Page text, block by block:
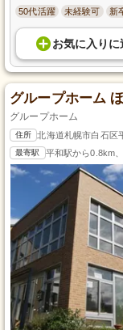
50代活躍 未経験可 新
お気に入り に
グループホーム
グループホーム
住所 北海道札幌市白石区
最寄駅 平和駅から0.8km